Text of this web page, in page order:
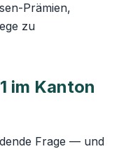
Prämien,
zu
im Kanton
Frage — und